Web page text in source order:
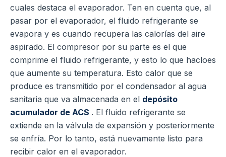
cuales destaca el evaporador. Ten en cuenta que, al
pasar por el evaporador, el fluido refrigerante se
evapora y es cuando recupera las calorías del aire
aspirado. El compresor por su parte es el que
comprime el fluido refrigerante, y esto lo que hacloes
que aumente su temperatura. Esto calor que se
produce es transmitido por el condensador al agua
sanitaria que va almacenada en el depósito
acumulador de ACS . El fluido refrigerante se
extiende en la válvula de expansión y posteriormente
se enfría. Por lo tanto, está nuevamente listo para
recibir calor en el evaporador.